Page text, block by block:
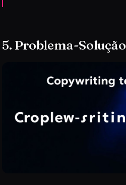
5. Problema-Solução